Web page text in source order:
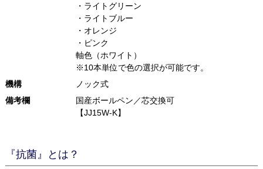
・ライトグリーン
・ライトブルー
・オレンジ
・ピンク
軸色（ホワイト）
※10本単位で色の選択が可能です。
機構
ノック式
備考欄
国産ボールペン／芯交換可
【JJ15W-K】
『抗菌』とは？